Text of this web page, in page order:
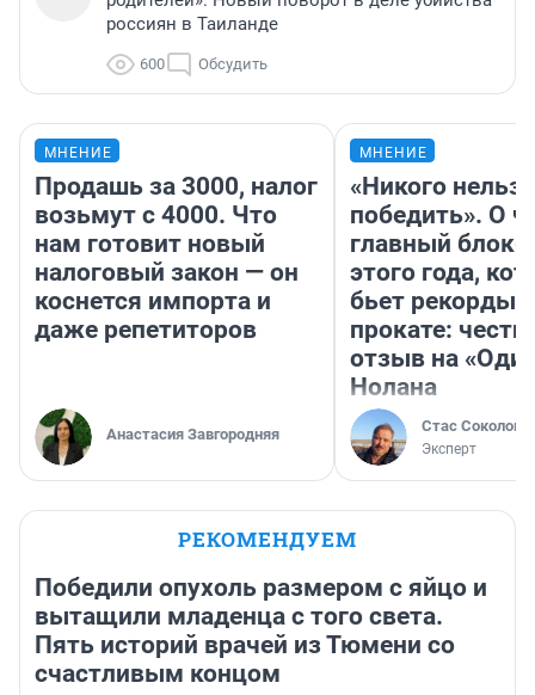
россиян в Таиланде
600 Обсудить
МНЕНИЕ
Продашь за 3000, налог
возьмут с 4000. Что
нам готовит новый
налоговый закон — он
коснется импорта и
даже репетиторов
Анастасия Завгородняя
МНЕНИЕ
«Никого нельзя
победить». О
главный
этого года,
бьет рекорды в
прокате:
отзыв на
Нолана
Стас Соколов
Эксперт
РЕКОМЕНДУЕМ
Победили опухоль размером с яйцо и
вытащили младенца с того света.
Пять историй врачей из Тюмени со
счастливым концом